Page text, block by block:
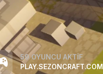
59 OYUNCU AKTIF
PLAY.SEZONCRAFT.COM